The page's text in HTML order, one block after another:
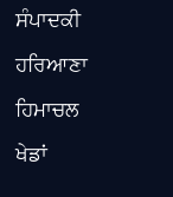
ਸੰਪਾਦਕੀ
ਹਰਿਆਣਾ
ਹਿਮਾਚਲ
ਖੇਡਾਂ